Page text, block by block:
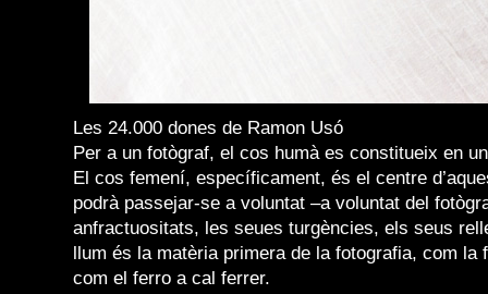
Les 24.000 dones de Ramon Usó
Per a un fotògraf, el cos humà es constitueix en
El cos femení, específicament, és el centre
podrà passejar-se a voluntat –a voluntat del
anfractuositats, les seues turgències, els seus
llum és la matèria primera de la fotografia, com la
com el ferro a cal ferrer.